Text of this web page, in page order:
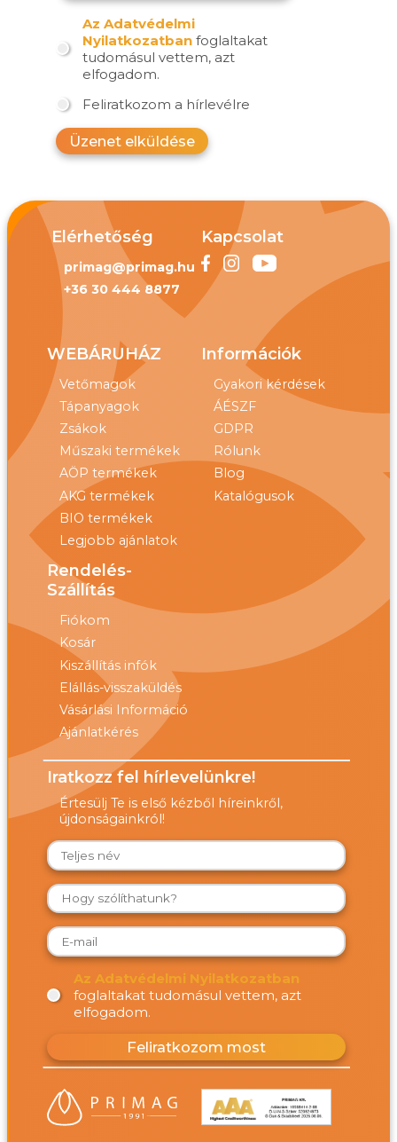
Az Adatvédelmi
Nyilatkozatban foglaltakat
tudomásul vettem, azt
elfogadom.
Feliratkozom a hírlevélre
Üzenet elküldése
Elérhetőség
primag@primag.hu
+36 30 444 8877
Kapcsolat
WEBÁRUHÁZ
Vetőmagok
Tápanyagok
Zsákok
Műszaki termékek
AÖP termékek
AKG termékek
BIO termékek
Legjobb ajánlatok
Információk
Gyakori kérdések
ÁÉSZF
GDPR
Rólunk
Blog
Katalógusok
Rendelés-
Szállítás
Fiókom
Kosár
Kiszállítás infók
Elállás-visszaküldés
Vásárlási Információ
Ajánlatkérés
Iratkozz fel hírlevelünkre!
Értesülj Te is első kézből híreinkről,
újdonságainkról!
Az Adatvédelmi Nyilatkozatban
foglaltakat tudomásul vettem, azt
elfogadom.
Feliratkozom most